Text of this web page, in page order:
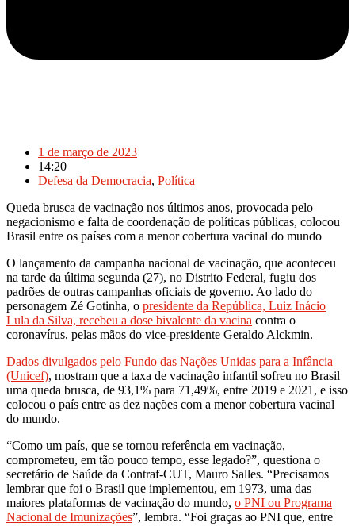
1 de março de 2023
14:20
Defesa da Democracia, Política
Queda brusca de vacinação nos últimos anos, provocada pelo
negacionismo e falta de coordenação de políticas públicas, colocou
Brasil entre os países com a menor cobertura vacinal do mundo
O lançamento da campanha nacional de vacinação, que aconteceu
na tarde da última segunda (27), no Distrito Federal, fugiu dos
padrões de outras campanhas oficiais de governo. Ao lado do
personagem Zé Gotinha, o presidente da República, Luiz Inácio
Lula da Silva, recebeu a dose bivalente da vacina contra o
coronavírus, pelas mãos do vice-presidente Geraldo Alckmin.
Dados divulgados pelo Fundo das Nações Unidas para a Infância
(Unicef), mostram que a taxa de vacinação infantil sofreu no Brasil
uma queda brusca, de 93,1% para 71,49%, entre 2019 e 2021, e isso
colocou o país entre as dez nações com a menor cobertura vacinal
do mundo.
“Como um país, que se tornou referência em vacinação,
comprometeu, em tão pouco tempo, esse legado?”, questiona o
secretário de Saúde da Contraf-CUT, Mauro Salles. “Precisamos
lembrar que foi o Brasil que implementou, em 1973, uma das
maiores plataformas de vacinação do mundo, o PNI ou Programa
Nacional de Imunizações”, lembra. “Foi graças ao PNI que, entre